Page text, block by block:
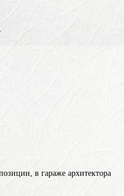
в гараже архитектора